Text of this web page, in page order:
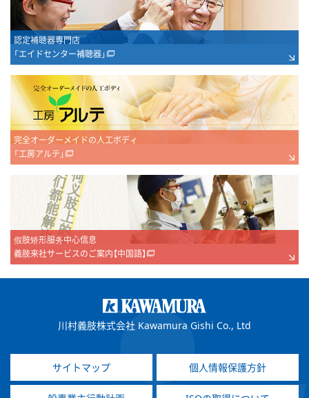
認定補聴器専門店
「エイドセンター補聴器」
完全オーダーメイドの人工ボディ
「工房アルテ」
假肢矫形服务中心信息
義肢来社サービスのご案内【中国語】
川村義肢株式会社 Kawamura Gishi Co., Ltd
サイトマップ 個人情報保護方針